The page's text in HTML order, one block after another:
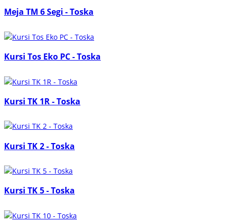
Meja TM 6 Segi - Toska
Kursi Tos Eko PC - Toska
Kursi TK 1R - Toska
Kursi TK 2 - Toska
Kursi TK 5 - Toska